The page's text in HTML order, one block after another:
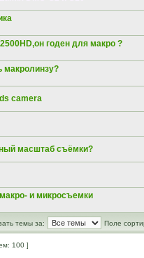
годен для макро ?
макролинзу?
camera
масштаб съёмки?
и микросъемки
темы за: Поле
100 ]